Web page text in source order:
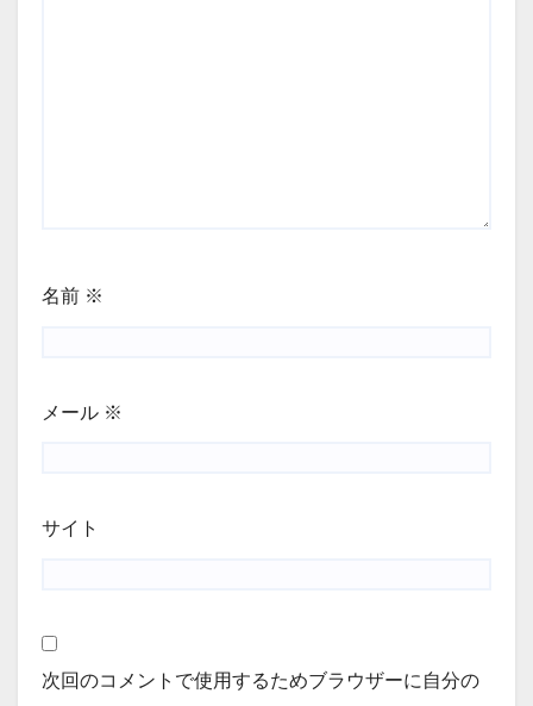
名前 ※
メール ※
サイト
次回のコメントで使用するためブラウザーに自分の